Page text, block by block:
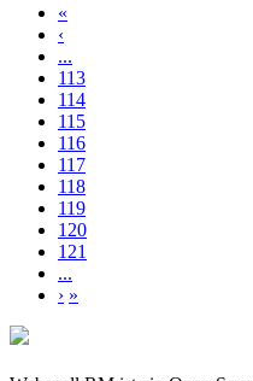
«
‹
...
113
114
115
116
117
118
119
120
121
...
› »